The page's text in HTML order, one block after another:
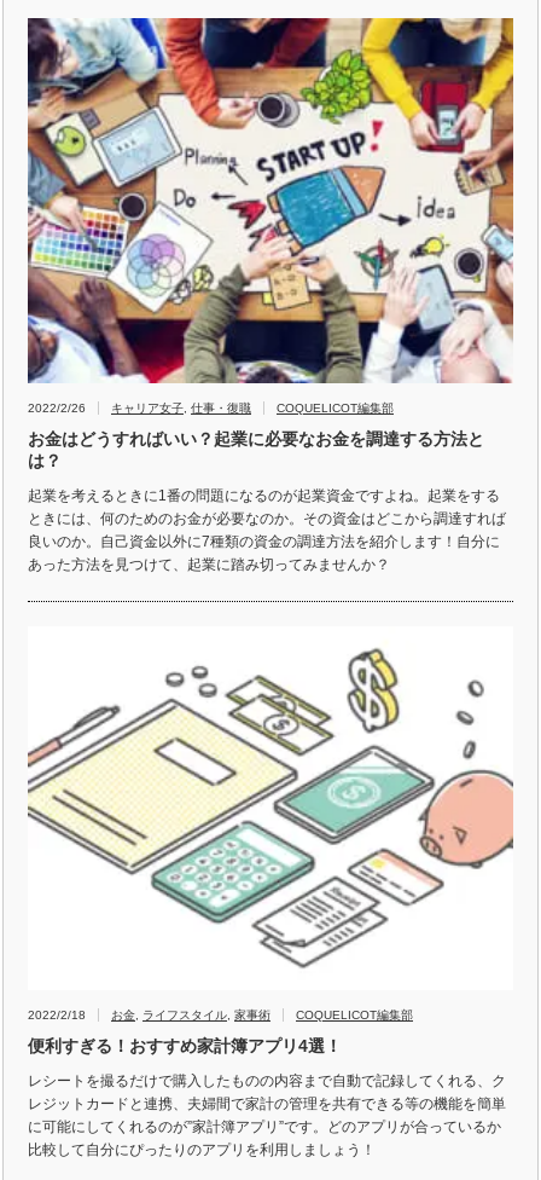
2022/2/26 キャリア女子 仕事・復職 COQUELICOT編集部
お金はどうすればいい？起業に必要なお金を調達する方法と
は？
起業を考えるときに1番の問題になるのが起業資金ですよね。起業をする
ときには、何のためのお金が必要なのか。その資金はどこから調達すれば
良いのか。自己資金以外に7種類の資金の調達方法を紹介します！自分に
あった方法を見つけて、起業に踏み切ってみませんか？
2022/2/18 お金 ライフスタイル 家事術 COQUELICOT編集部
便利すぎる！おすすめ家計簿アプリ4選！
レシートを撮るだけで購入したものの内容まで自動で記録してくれる、ク
レジットカードと連携、夫婦間で家計の管理を共有できる等の機能を簡単
に可能にしてくれるのが”家計簿アプリ”です。どのアプリが合っているか
比較して自分にぴったりのアプリを利用しましょう！